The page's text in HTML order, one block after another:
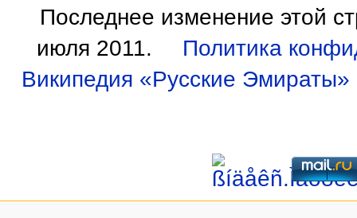
Последнее изменение этой
июля 2011.
Политика
Википедия «Русские Эмираты»